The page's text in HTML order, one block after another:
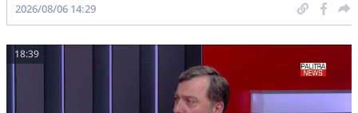
2026/08/06 14:29
18:39